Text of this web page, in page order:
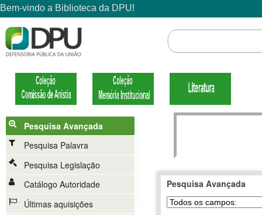
Pesquisa Avançada
Pesquisa Palavra
Pesquisa Legislação
Catálogo Autoridade
Últimas aquisições
Pesquisa Avançada